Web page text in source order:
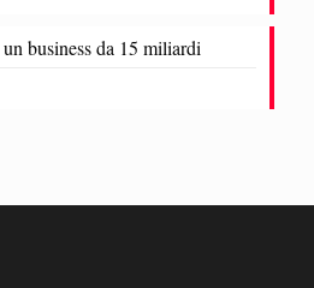
business da 15 miliardi